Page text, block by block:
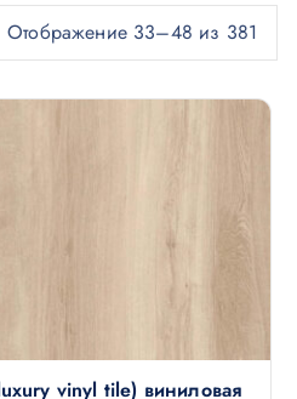
Отображение 33–48 из 381
vinyl tile) виниловая